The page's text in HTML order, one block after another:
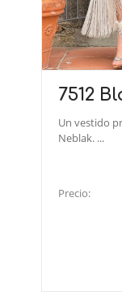
7512
Un vestido
Neblak. ...
Precio: